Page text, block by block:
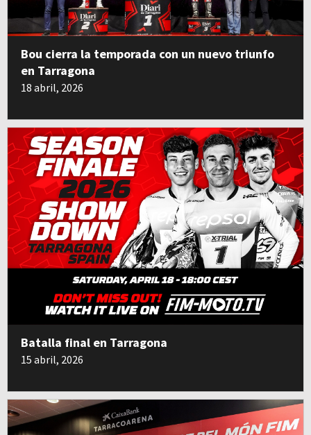
Bou cierra la temporada con un nuevo triunfo
en Tarragona
18 abril, 2026
Batalla final en Tarragona
15 abril, 2026